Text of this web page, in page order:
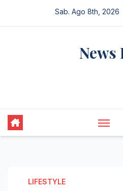
Sab. Ago 8th, 2026
News
LIFESTYLE